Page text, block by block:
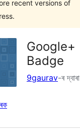
recent versions of
Google+
Badge
9gaurav-ৰ দ্বাৰা